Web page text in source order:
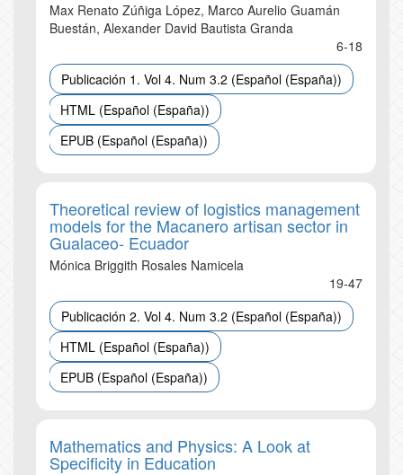
Max Renato Zúñiga López, Marco Aurelio Guamán
Buestán, Alexander David Bautista Granda
6-18
Publicación 1. Vol 4. Num 3.2 (Español (España))
HTML (Español (España))
EPUB (Español (España))
Theoretical review of logistics management
models for the Macanero artisan sector in
Gualaceo- Ecuador
Mónica Briggith Rosales Namicela
19-47
Publicación 2. Vol 4. Num 3.2 (Español (España))
HTML (Español (España))
EPUB (Español (España))
Mathematics and Physics: A Look at
Specificity in Education